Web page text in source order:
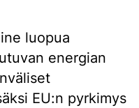
luopua
energian
EU:n pyrkimys